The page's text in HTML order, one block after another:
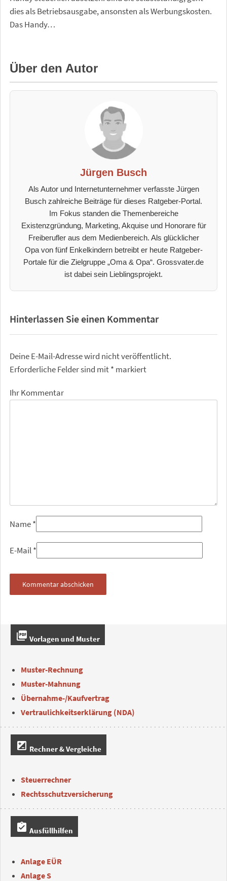
dies als Betriebsausgabe, ansonsten als Werbungskosten.
Das Handy…
Über den Autor
Jürgen Busch
Als Autor und Internetunternehmer verfasste Jürgen
Busch zahlreiche Beiträge für dieses Ratgeber-Portal.
Im Fokus standen die Themenbereiche
Existenzgründung, Marketing, Akquise und Honorare für
Freiberufler aus dem Medienbereich. Als glücklicher
Opa von fünf Enkelkindern betreibt er heute Ratgeber-
Portale für die Zielgruppe „Oma & Opa“. Grossvater.de
ist dabei sein Lieblingsprojekt.
Hinterlassen Sie einen Kommentar
Deine E-Mail-Adresse wird nicht veröffentlicht.
Erforderliche Felder sind mit* markiert
Ihr Kommentar
Name*
E-Mail*
picture_as_pdf Vorlagen und Muster
Muster-Rechnung
Muster-Mahnung
Übernahme-/Kaufvertrag
Vertraulichkeitserklärung (NDA)
iso Rechner & Vergleiche
Steuerrechner
Rechtsschutzversicherung
assignment_turned_in Ausfüllhilfen
Anlage EÜR
Anlage S